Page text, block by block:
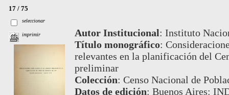
17 / 75
seleccionar
imprimir Autor Institucional: Instituto
Título monográfico:
relevantes en la planificación del
preliminar
Colección: Censo Nacional de
Datos de edición: Buenos Aires: